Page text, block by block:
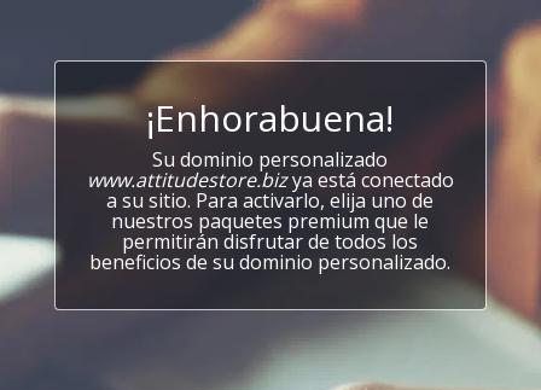
¡Enhorabuena!
Su dominio personalizado
www.attitudestore.bizya está conectado
a su sitio. Para activarlo, elija uno de
nuestros paquetes premium que le
permitirán disfrutar de todos los
beneficios de su dominio personalizado.